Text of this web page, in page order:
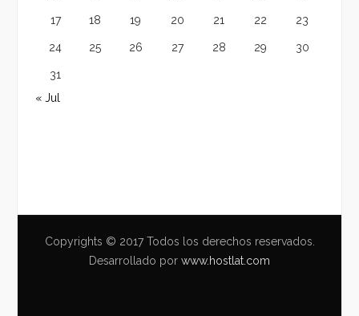
17 18 19 20 21 22 23
24 25 26 27 28 29 30
31
« Jul
Copyrights © 2017 Todos los derechos reservados.
Desarrollado por www.hostlat.com